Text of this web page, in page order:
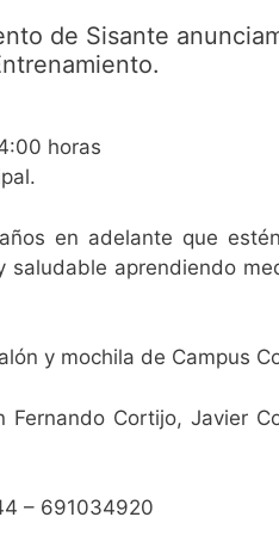
de Sisante
horas
en adelante que
aprendiendo
y mochila de Campus
Cortijo, Javier
– 691034920